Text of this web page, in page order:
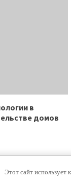
в
домов
Этот сайт использует